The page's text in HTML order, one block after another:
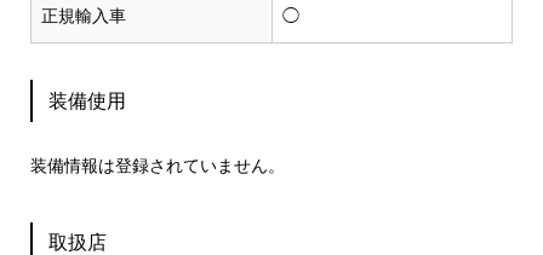
正規輸入車 ◯
装備使用
装備情報は登録されていません。
取扱店